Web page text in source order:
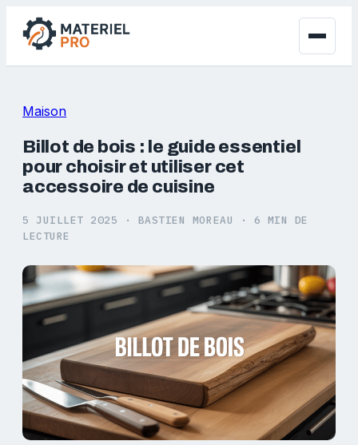
Maison
Billot de bois : le guide essentiel
pour choisir et utiliser cet
accessoire de cuisine
5 JUILLET 2025 · BASTIEN MOREAU ·
6 MIN DE
LECTURE